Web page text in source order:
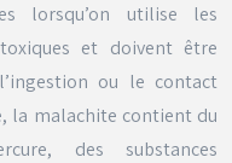
lorsqu’on utilise les
et doivent être
ou le contact
la malachite contient du
des substances